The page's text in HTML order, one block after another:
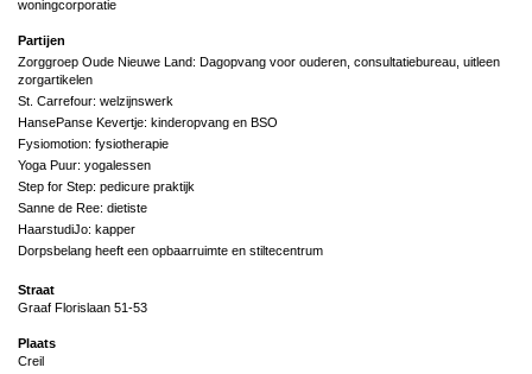
woningcorporatie
Partijen
Zorggroep Oude Nieuwe Land: Dagopvang voor ouderen, consultatiebureau, uitleen
zorgartikelen
St. Carrefour: welzijnswerk
HansePanse Kevertje: kinderopvang en BSO
Fysiomotion: fysiotherapie
Yoga Puur: yogalessen
Step for Step: pedicure praktijk
Sanne de Ree: dietiste
HaarstudiJo: kapper
Dorpsbelang heeft een opbaarruimte en stiltecentrum
Straat
Graaf Florislaan 51-53
Plaats
Creil